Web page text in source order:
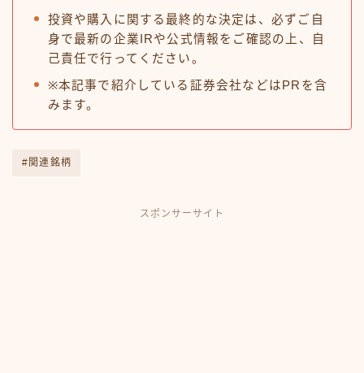
投資や購入に関する最終的な決定は、必ずご自
身で最新の企業IRや公式情報をご確認の上、自
己責任で行ってください。
※本記事で紹介している証券会社などはPRを含
みます。
#関連銘柄
スポンサーサイト